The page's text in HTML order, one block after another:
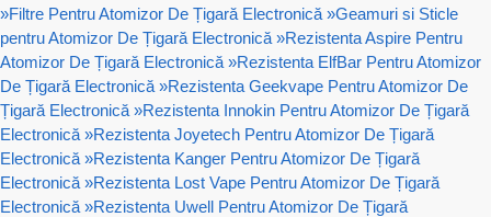
»Filtre Pentru Atomizor De Țigară Electronică »Geamuri si Sticle
pentru Atomizor De Țigară Electronică »Rezistenta Aspire Pentru
Atomizor De Țigară Electronică »Rezistenta ElfBar Pentru Atomizor
De Țigară Electronică »Rezistenta Geekvape Pentru Atomizor De
Țigară Electronică »Rezistenta Innokin Pentru Atomizor De Țigară
Electronică »Rezistenta Joyetech Pentru Atomizor De Țigară
Electronică »Rezistenta Kanger Pentru Atomizor De Țigară
Electronică »Rezistenta Lost Vape Pentru Atomizor De Țigară
Electronică »Rezistenta Uwell Pentru Atomizor De Țigară